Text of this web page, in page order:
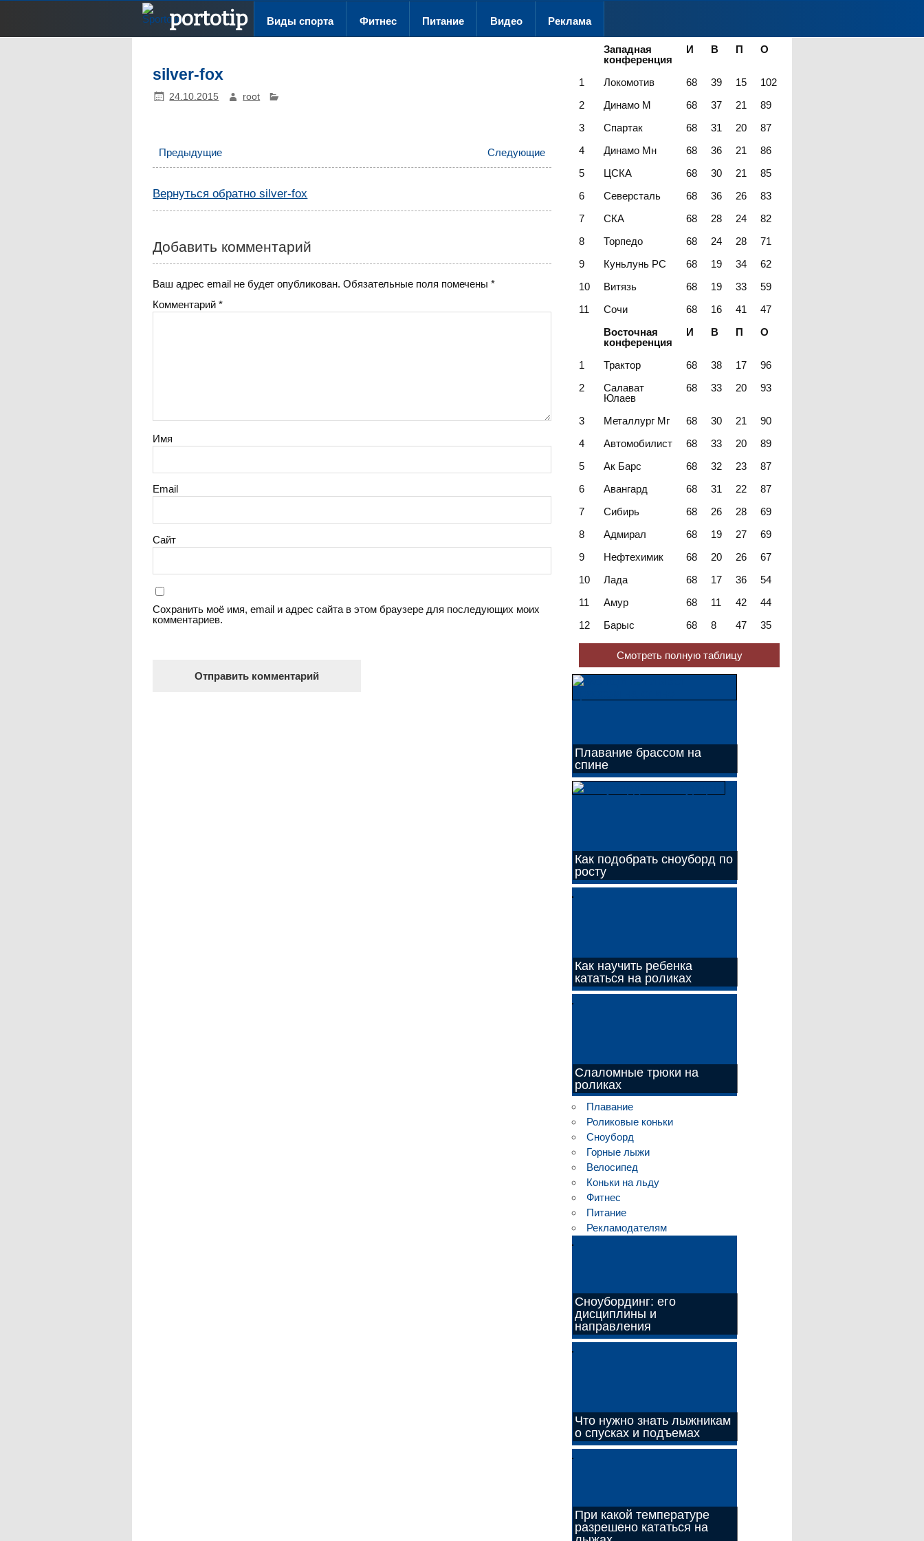
Sportotip Виды спорта Фитнес Питание Видео Реклама
silver-fox
24.10.2015 root
Предыдущие Следующие
Вернуться обратно silver-fox
Добавить комментарий
Ваш адрес email не будет опубликован. Обязательные поля помечены*
Комментарий*
Имя
Email
Сайт
Сохранить моё имя, email и адрес сайта в этом браузере для последующих моих
комментариев.
Западная
конференция
И В П О
1 Локомотив 68 39 15
102
2
Динамо М 68 37 21
89
3
Спартак 68 31 20
87
4
Динамо Мн 68 36 21
86
5
ЦСКА 68 30 21
85
6
Северсталь 68 36 26
83
7
СКА 68 28 24
82
8
Торпедо 68 24 28
71
9
Куньлунь РС 68 19 34
62
10
Витязь 68 19 33
59
11
Сочи 68 16 41
47
Восточная
конференция
И В П О
1 Трактор 68 38 17
96
2
Салават
Юлаев
68 33 20 93
3 Металлург Мг 68 30 21
90
4
Автомобилист 68 33 20
89
5
Ак Барс 68 32 23
87
6
Авангард 68 31 22
87
7
Сибирь 68 26 28
69
8
Адмирал 68 19 27
69
9
Нефтехимик 68 20 26
67
10
Лада 68 17 36
54
11
Амур 68 11 42
44
12
Барыс 68 8 47 35
Смотреть полную таблицу
Плавание брассом на
спине
Как подобрать сноуборд по
росту
Как научить ребенка
кататься на роликах
Слаломные трюки на
роликах
Плавание
Роликовые коньки
Сноуборд
Горные лыжи
Велосипед
Коньки на льду
Фитнес
Питание
Рекламодателям
Сноубординг: его
дисциплины и
направления
Что нужно знать лыжникам
о спусках и подъемах
При какой температуре
разрешено кататься на